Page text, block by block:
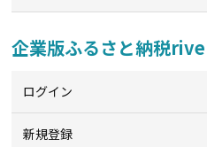
企業版ふるさと納税
ログイン
新規登録